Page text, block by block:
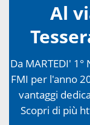
Al
Da MARTEDI'
FMI per l'anno
vantaggi
Scopri di più